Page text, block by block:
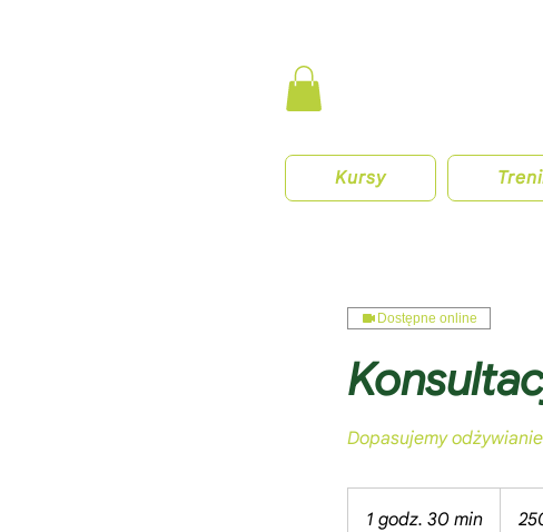
Kursy
Dostępne online
1 godz. 30 min
polskich